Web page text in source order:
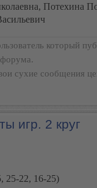
Потехина
который
сухие сообщения
игр. 2 круг
25-22, 16-25)